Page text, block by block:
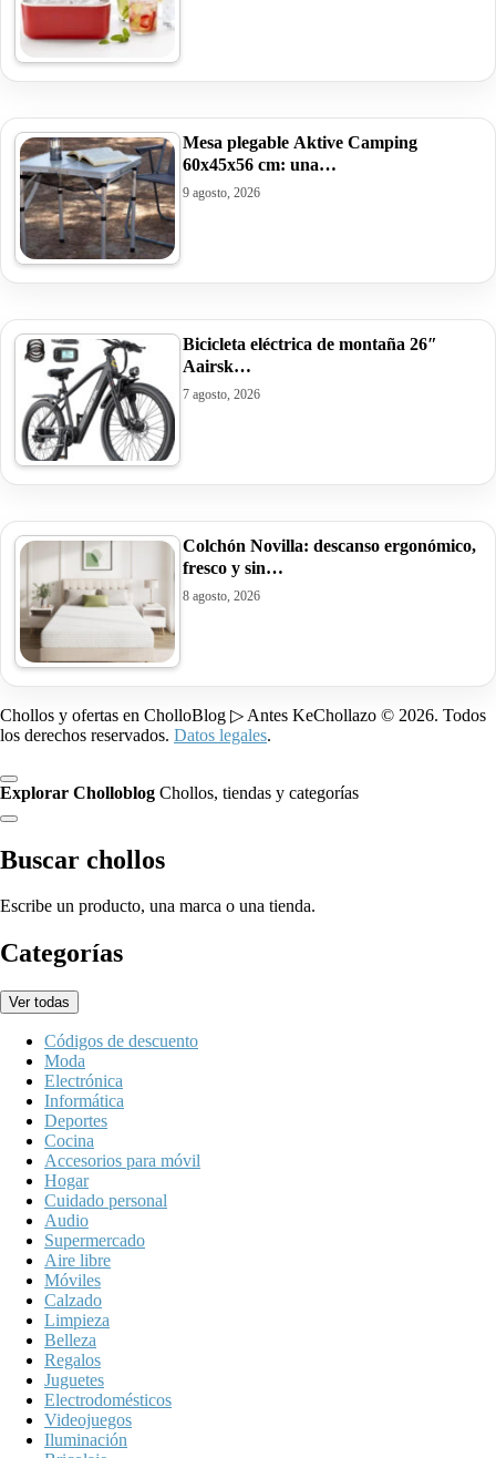
Mesa plegable Aktive Camping
60x45x56 cm: una…
9 agosto, 2026
Bicicleta eléctrica de montaña 26″
Aairsk…
7 agosto, 2026
Colchón Novilla: descanso ergonómico,
fresco y sin…
8 agosto, 2026
Chollos y ofertas en CholloBlog ▷ Antes KeChollazo © 2026. Todos
los derechos reservados. Datos legales.
Explorar Cholloblog Chollos, tiendas y categorías
Buscar chollos
Escribe un producto, una marca o una tienda.
Categorías
Ver todas
Códigos de descuento
Moda
Electrónica
Informática
Deportes
Cocina
Accesorios para móvil
Hogar
Cuidado personal
Audio
Supermercado
Aire libre
Móviles
Calzado
Limpieza
Belleza
Regalos
Juguetes
Electrodomésticos
Videojuegos
Iluminación